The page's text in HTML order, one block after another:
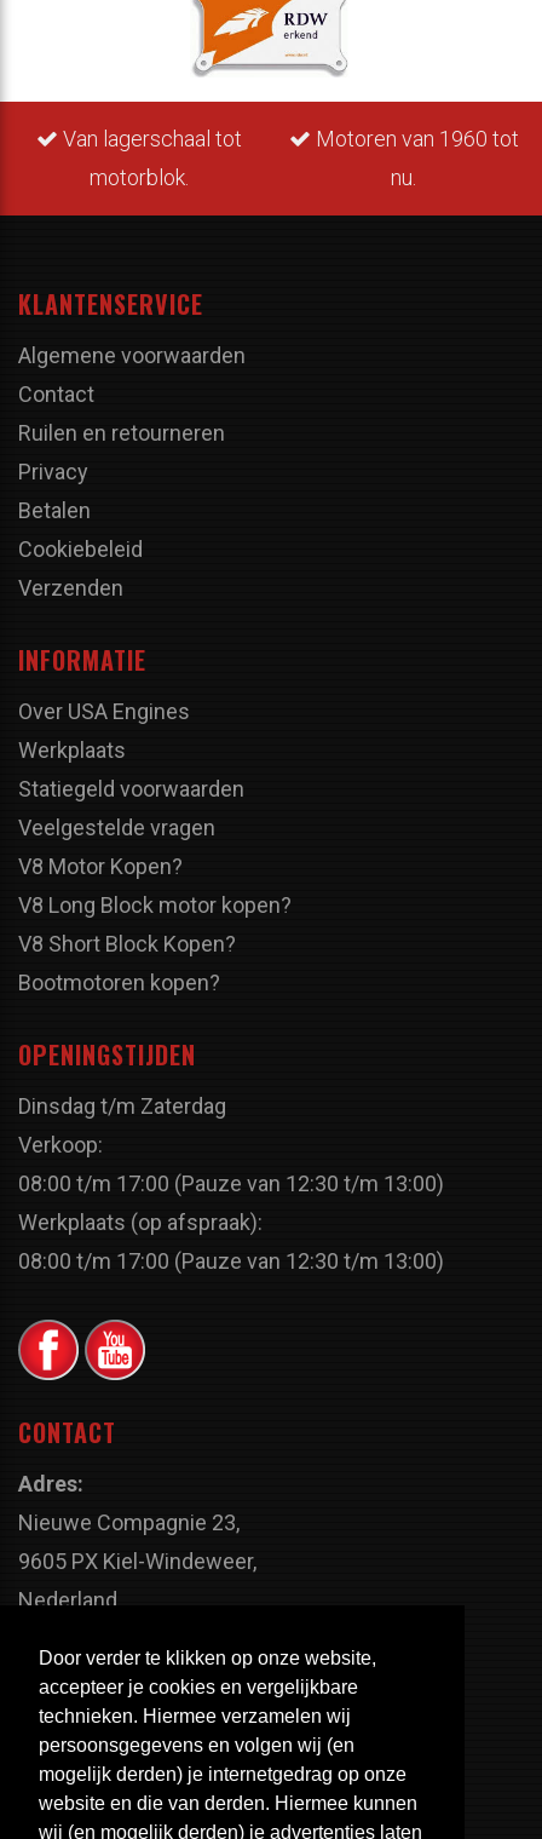
Door verder te klikken op onze website,
accepteer je cookies en vergelijkbare
technieken. Hiermee verzamelen wij
persoonsgegevens en volgen wij (en
mogelijk derden) je internetgedrag op onze
website en die van derden. Hiermee kunnen
wij (en mogelijk derden) je advertenties laten
Van lagerschaal tot
motorblok.
Motoren van 1960 tot
nu.
KLANTENSERVICE
Algemene voorwaarden
Contact
Ruilen en retourneren
Privacy
Betalen
Cookiebeleid
Verzenden
INFORMATIE
Over USA Engines
Werkplaats
Statiegeld voorwaarden
Veelgestelde vragen
V8 Motor Kopen?
V8 Long Block motor kopen?
V8 Short Block Kopen?
Bootmotoren kopen?
OPENINGSTIJDEN
Dinsdag t/m Zaterdag
Verkoop:
08:00 t/m 17:00 (Pauze van 12:30 t/m 13:00)
Werkplaats (op afspraak):
08:00 t/m 17:00 (Pauze van 12:30 t/m 13:00)
CONTACT
Adres:
Nieuwe Compagnie 23,
9605 PX Kiel-Windeweer,
Nederland
+31 598 - 320 402
Telefoonnummer:
+31 598 - 350 330
Email:
info@usa-engines.com